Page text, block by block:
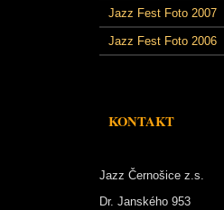
Jazz Fest Foto 2007
Jazz Fest Foto 2006
KONTAKT
Jazz Černošice z.s.
Dr. Janského 953